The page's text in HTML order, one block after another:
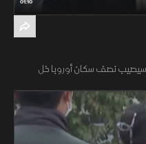
سيصيب نصف سكان أوروبا خل